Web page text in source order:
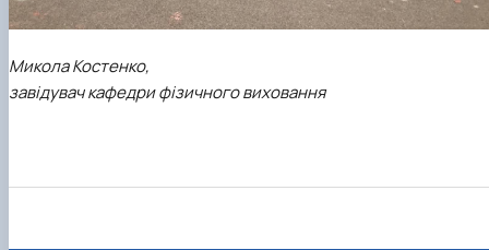
Микола Костенко,
завідувач кафедри фізичного виховання